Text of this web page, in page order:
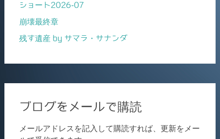
ショート2026-07
崩壊最終章
残す遺産 by サマラ・サナンダ
ブログをメールで購読
メールアドレスを記入して購読すれば、更新をメー